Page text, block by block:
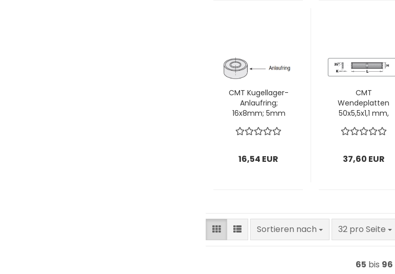
CMT Kugellager-
Anlaufring;
16x8mm; 5mm
Stück
16,54 EUR
CMT
Wendeplatten
50x5,5x1,1 mm,
Stück
37,60 EUR
Sortieren nach
Sortieren nach 32 pro Seite
pro Seite
65 bis 96